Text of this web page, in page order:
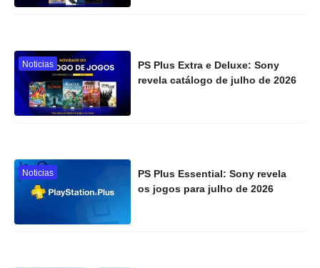
Noticias
PS Plus Extra e Deluxe: Sony
revela catálogo de julho de 2026
Noticias
PS Plus Essential: Sony revela
os jogos para julho de 2026